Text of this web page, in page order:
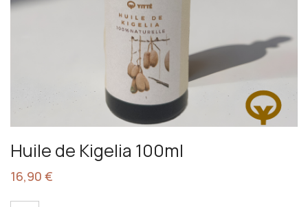
Huile de Kigelia 100ml
16,90 €